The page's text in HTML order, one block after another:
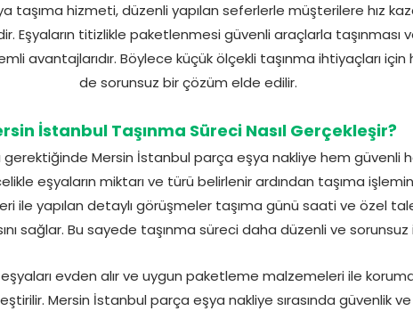
taşıma hizmeti, düzenli yapılan seferlerle müşterilere hız
Eşyaların titizlikle paketlenmesi güvenli araçlarla taşınması
avantajlarıdır. Böylece küçük ölçekli taşınma ihtiyaçları
de sorunsuz bir çözüm elde edilir.
İstanbul Taşınma Süreci Nasıl Gerçekleşir?
gerektiğinde Mersin İstanbul parça eşya nakliye hem
eşyaların miktarı ve türü belirlenir ardından taşıma
ile yapılan detaylı görüşmeler taşıma günü saati ve özel
sağlar. Bu sayede taşınma süreci daha düzenli ve sorunsuz
evden alır ve uygun paketleme malzemeleri ile koruma
Mersin İstanbul parça eşya nakliye sırasında güvenlik